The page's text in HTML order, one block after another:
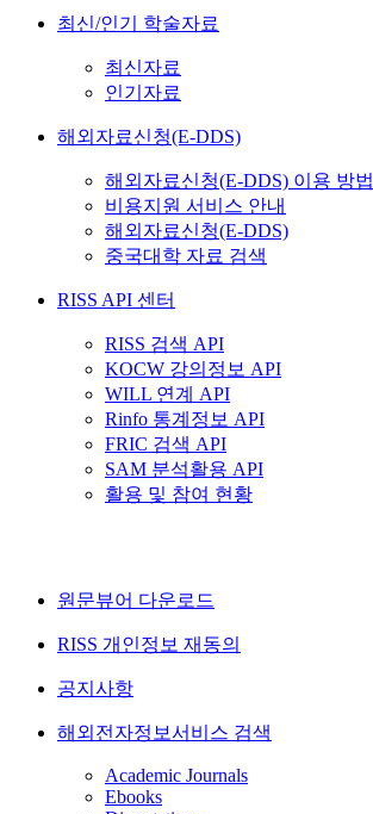
최신/인기 학술자료
최신자료
인기자료
해외자료신청(E-DDS)
해외자료신청(E-DDS) 이용 방법
비용지원 서비스 안내
해외자료신청(E-DDS)
중국대학 자료 검색
RISS API 센터
RISS 검색 API
KOCW 강의정보 API
WILL 연계 API
Rinfo 통계정보 API
FRIC 검색 API
SAM 분석활용 API
활용 및 참여 현황
원문뷰어 다운로드
RISS 개인정보 재동의
공지사항
해외전자정보서비스 검색
Academic Journals
Ebooks